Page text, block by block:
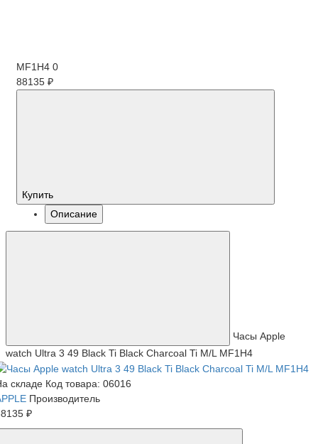
MF1H4 0
88135 ₽
Купить
Описание
Часы Apple
watch Ultra 3 49 Black Ti Black Charcoal Ti M/L MF1H4
складе Код товара: 06016
Производитель
₽